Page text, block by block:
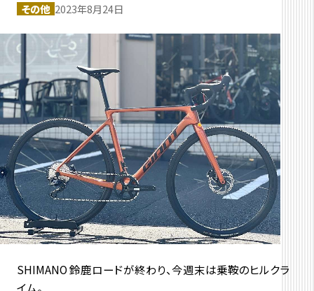
その他 2023年8月24日
SHIMANO 鈴鹿ロードが終わり、今週末は乗鞍のヒルクラ
イム。